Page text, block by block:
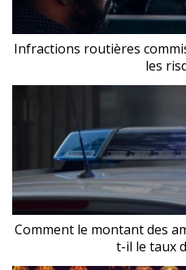
Infractions routières
les
Comment le montant des
t-il le taux